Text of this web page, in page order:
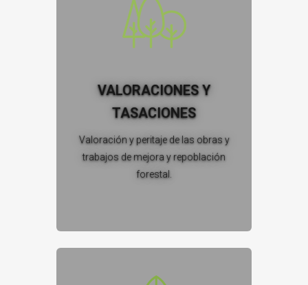
VALORACIONES Y
TASACIONES
Valoración y peritaje de las obras y
trabajos de mejora y repoblación
forestal.